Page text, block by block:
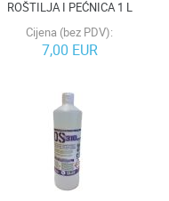
ROŠTILJA I PEĆNICA 1 L
Cijena (bez PDV):
7,00 EUR